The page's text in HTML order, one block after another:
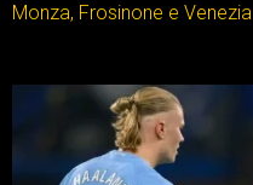
Monza, Frosinone e Venezia